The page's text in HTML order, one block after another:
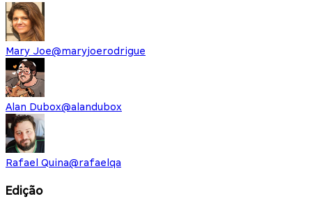
Mary Joe@maryjoerodrigue
Alan Dubox@alandubox
Rafael Quina@rafaelqa
Edição